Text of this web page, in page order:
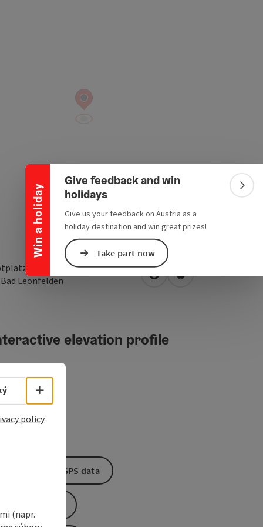
Win a holiday
Collapse banner
Give feedback and win
holidays
Give us your feedback on Austria as a
holiday destination and win great prizes!
Take part now
19
Bad Leonfelden open in Google Maps
Open in Apple
elevation profile
Download GPS data
Select language - Open menu
policy
(napr.